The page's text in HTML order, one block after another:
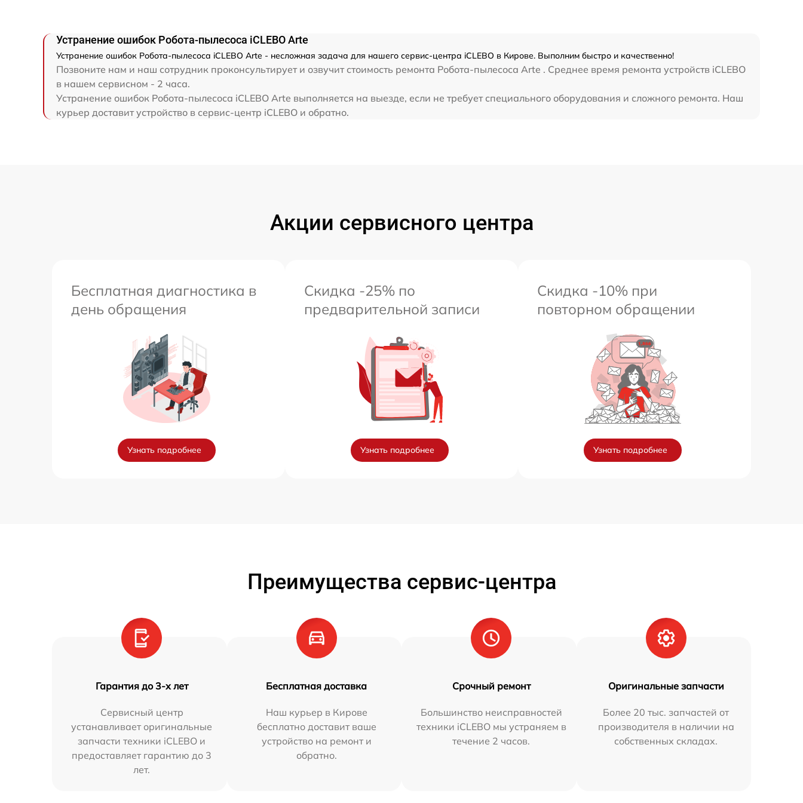
Устранение ошибок Робота-пылесоса iCLEBO Arte
Устранение ошибок Робота-пылесоса iCLEBO Arte - несложная задача для нашего сервис-центра iCLEBO в Кирове. Выполним быстро и качественно!
Позвоните нам и наш сотрудник проконсультирует и озвучит стоимость ремонта Робота-пылесоса Arte . Среднее время ремонта устройств iCLEBO
в нашем сервисном - 2 часа.
Устранение ошибок Робота-пылесоса iCLEBO Arte выполняется на выезде, если не требует специального оборудования и сложного ремонта. Наш
курьер доставит устройство в сервис-центр iCLEBO и обратно.
Акции сервисного центра
Бесплатная диагностика в
день обращения
Узнать подробнее
Скидка -25% по
предварительной записи
Узнать подробнее
Скидка -10% при
повторном обращении
Узнать подробнее
Преимущества сервис-центра
Гарантия до 3-х лет
Сервисный центр
устанавливает оригинальные
запчасти техники iCLEBO и
предоставляет гарантию до 3
лет.
Бесплатная доставка
Наш курьер в Кирове
бесплатно доставит ваше
устройство на ремонт и
обратно.
Срочный ремонт
Большинство неисправностей
техники iCLEBO мы устраняем в
течение 2 часов.
Оригинальные запчасти
Более 20 тыс. запчастей от
производителя в наличии на
собственных складах.